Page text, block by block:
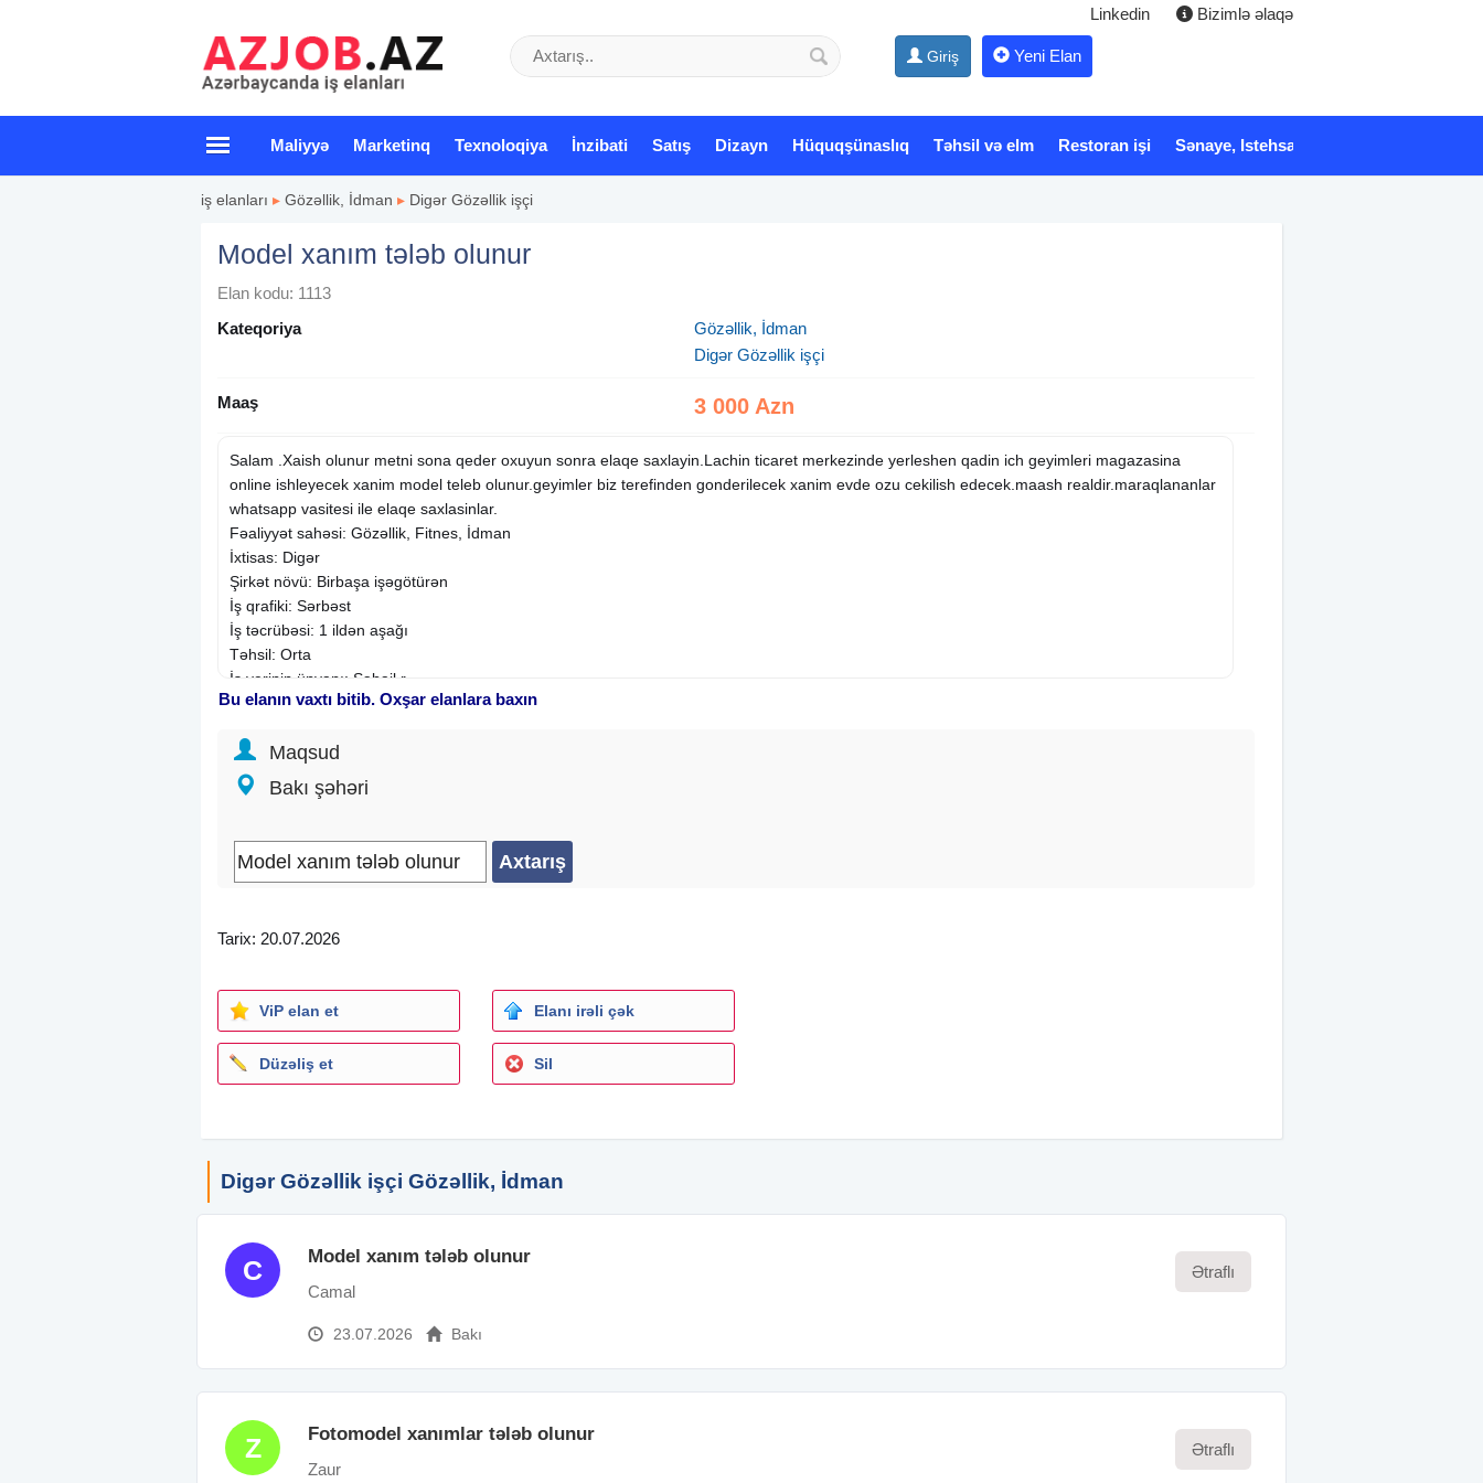
Linkedin Bizimlə əlaqə
Giriş Yeni Elan
Maliyyə Marketinq Texnoloqiya İnzibati Satış Dizayn Hüquqşünaslıq Təhsil və elm Restoran işi Sənaye, Istehsalat
iş elanları ▸ Gözəllik, İdman ▸ Digər Gözəllik işçi
Model xanım tələb olunur
Elan kodu: 1113
Kateqoriya
Gözəllik, İdman
Digər Gözəllik işçi
Maaş 3 000 Azn
Salam .Xaish olunur metni sona qeder oxuyun sonra elaqe saxlayin.Lachin ticaret merkezinde yerleshen qadin ich geyimleri magazasina
online ishleyecek xanim model teleb olunur.geyimler biz terefinden gonderilecek xanim evde ozu cekilish edecek.maash realdir.maraqlananlar
whatsapp vasitesi ile elaqe saxlasinlar.
Fəaliyyət sahəsi: Gözəllik, Fitnes, İdman
İxtisas: Digər
Şirkət növü: Birbaşa işəgötürən
İş qrafiki: Sərbəst
İş təcrübəsi: 1 ildən aşağı
Təhsil: Orta
İş yerinin ünvanı: Səbail r.
Bu elanın vaxtı bitib. Oxşar elanlara baxın
Maqsud
Bakı şəhəri
Tarix: 20.07.2026
ViP elan et Elanı irəli çək
Düzəliş et Sil
Digər Gözəllik işçi Gözəllik, İdman
C Model xanım tələb olunur
Camal
23.07.2026 Bakı
Ətraflı
Z Fotomodel xanımlar tələb olunur
Zaur
Ətraflı